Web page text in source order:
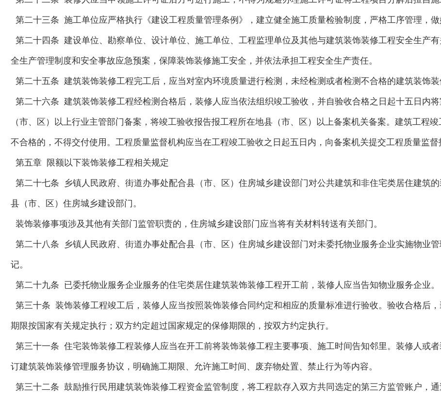
第二十三条 施工单位应严格执行《建设工程质量管理条例》，建立健全施工质量检验制度，严格工序管理，
第二十四条 建设单位、勘察单位、设计单位、施工单位、工程监理单位及其他与建筑装饰装修工程安全生产
全生产管理制度和安全事故应急预案，保障装饰装修施工安全，并依法承担工程安全生产责任。
第二十五条 建筑装饰装修工程完工后，应当对室内环境质量进行检测，未经检测或者检测不合格的建筑装饰装
第二十六条 建筑装饰装修工程经检测合格后，装修人应当依法组织竣工验收，并自验收合格之日起十五日内
（市、区）以上行业主管部门备案，将竣工验收报告报工程所在地县（市、区）以上备案机关备案。建筑工程
不合格的，不得交付使用。工程质量监督机构应当在工程竣工验收之日起五日内，向备案机关提交工程质量监督
第五章 限额以下装饰装修工程相关规定
第二十七条 乡镇人民政府、街道办事处配合县（市、区）住房城乡建设部门对公共建筑和非住宅类居住建筑
县（市、区）住房城乡建设部门。
装饰装修事项涉及其他有关部门监管职责的，住房城乡建设部门应当将有关材料转送有关部门。
第二十八条 乡镇人民政府、街道办事处配合县（市、区）住房城乡建设部门对未委托物业服务企业实施物业
记。
第二十九条 已委托物业服务企业服务的住宅类居住建筑装饰装修工程开工前，装修人应当告知物业服务企业。
第三十条 装饰装修工程竣工后，装修人应当按照装饰装修合同约定和相应的质量标准进行验收。验收合格后
期限按国家有关规定执行；双方约定超过国家规定的保修期限的，按双方约定执行。
第三十一条 住宅装饰装修工程装修人应当在开工前将装饰装修工程主要事项、施工时间告知邻里。装修人或
订建筑装饰装修管理服务协议，明确施工期限、允许施工时间、废弃物处置、禁止行为等内容。
第三十二条 鼓励推行民用建筑装饰装修工程资金监管制度，将工程款存入双方共同选定的第三方监管账户，通